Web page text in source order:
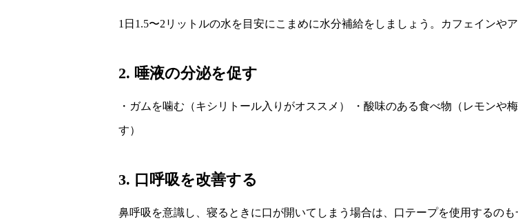
1日1.5〜2リットルの水を目安にこまめに水分補給をしましょう。カフェインや
2. 唾液の分泌を促す
・ガムを噛む（キシリトール入りがオススメ） ・酸味のある食べ物（レモン
す）
3. 口呼吸を改善する
鼻呼吸を意識し、寝るときに口が開いてしまう場合は、口テープを使用するの